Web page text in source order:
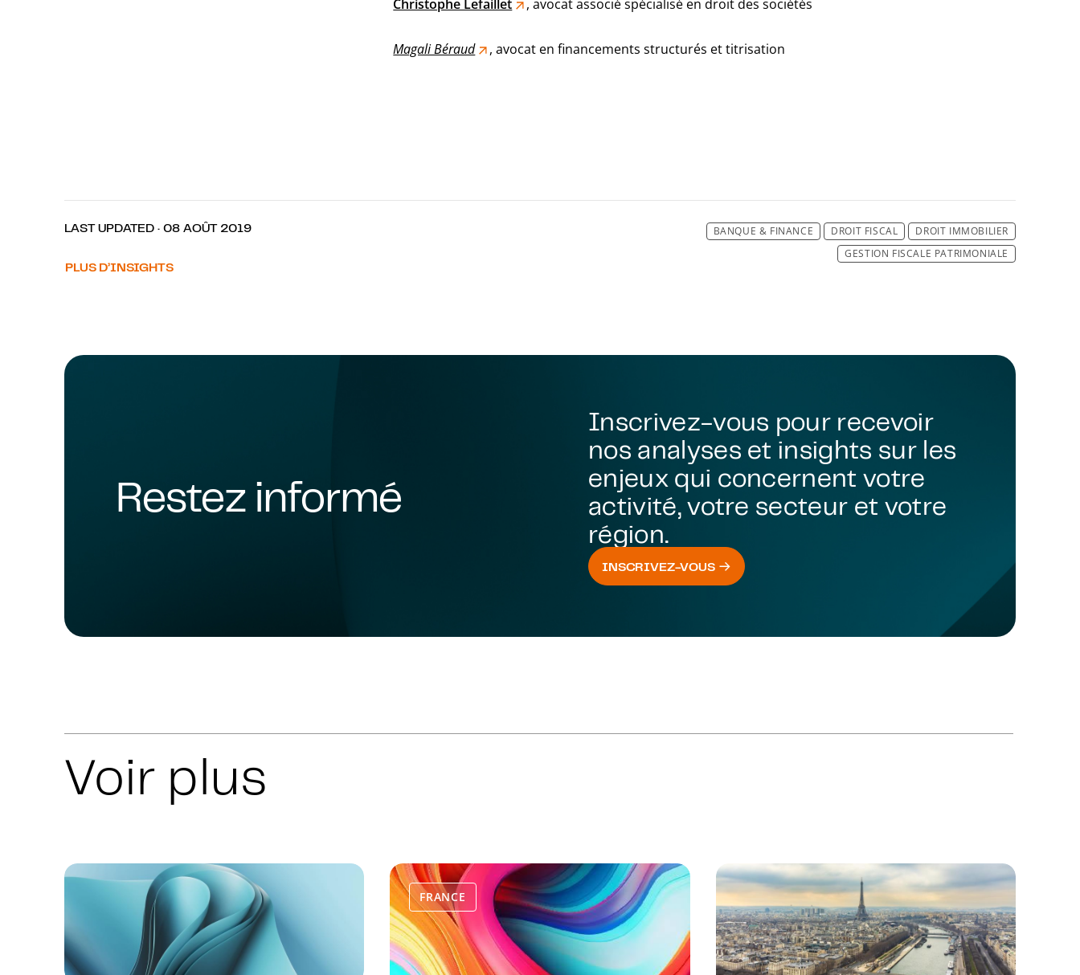
Christophe Lefaillet , avocat associé spécialisé en droit des sociétés
Magali Béraud , avocat en financements structurés et titrisation
LAST UPDATED · 08 AOÛT 2019
PLUS D’INSIGHTS
BANQUE & FINANCE DROIT FISCAL
DROIT IMMOBILIER
GESTION FISCALE PATRIMONIALE
Restez informé
Inscrivez-vous pour recevoir
nos analyses et insights sur les
enjeux qui concernent votre
activité, votre secteur et votre
région.
INSCRIVEZ-VOUS
Voir plus
FRANCE